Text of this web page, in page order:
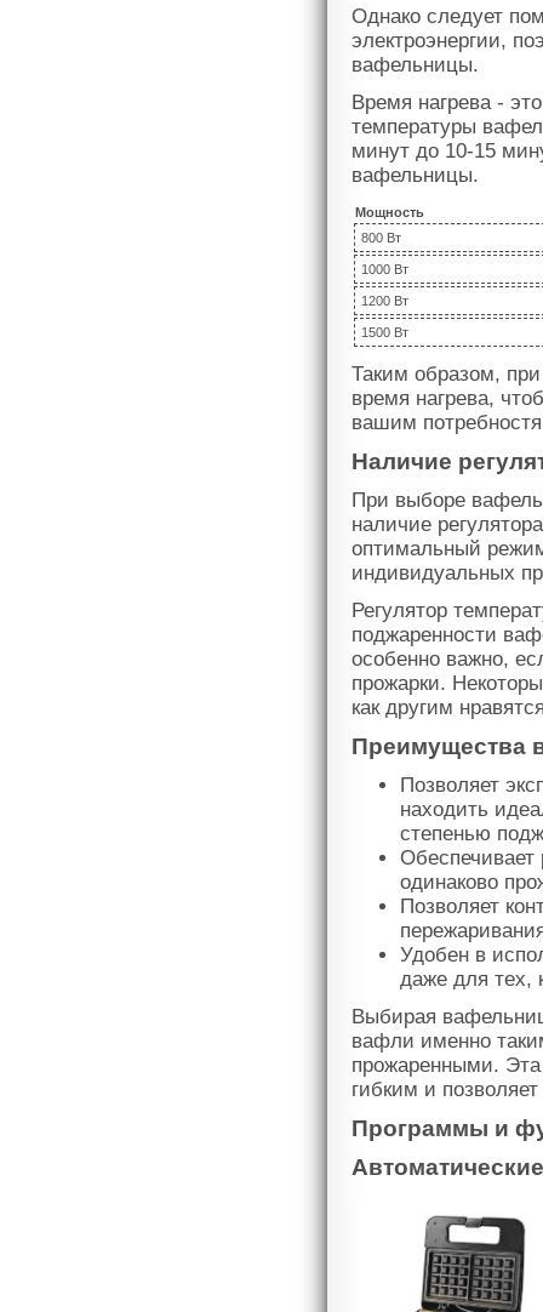
Однако следует
электроэнергии,
вафельницы.
Время нагрева -
температуры
минут до 10-15
вафельницы.
Мощность
800 Вт
1000 Вт
1200 Вт
1500 Вт
Таким образом,
время нагрева,
вашим
Наличие
При выборе
наличие
оптимальный
индивидуальных
Регулятор
поджаренности
особенно важно,
прожарки.
как другим
Преимущества
Позволяет
находить
степенью
Обеспечивает
одинаково
Позволяет
Удобен в
даже для тех,
Выбирая
вафли именно
прожаренными. Эта
гибким и
Программы и